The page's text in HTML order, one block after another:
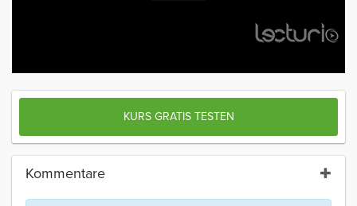
KURS GRATIS TESTEN
Kommentare